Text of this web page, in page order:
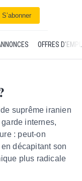
S’abonner
OFFRES
suprême iranien
internes,
: peut-on
décapitant son
plus radicale